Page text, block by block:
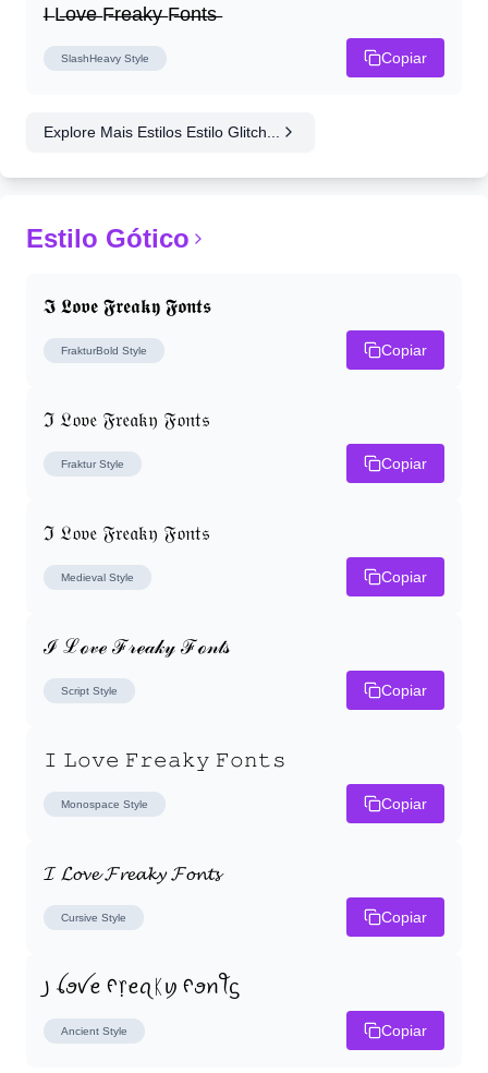
I̶ L̶o̶v̶e̶ F̶r̶e̶a̶k̶y̶ F̶o̶n̶t̶s̶
SlashHeavy Style Copiar
Explore Mais Estilos Estilo Glitch...
Estilo Gótico
𝕴 𝕷𝖔𝖛𝖊 𝕱𝖗𝖊𝖆𝖐𝖞 𝕱𝖔𝖓𝖙𝖘
FrakturBold Style Copiar
ℑ 𝔏𝔬𝔳𝔢 𝔉𝔯𝔢𝔞𝔨𝔶 𝔉𝔬𝔫𝔱𝔰
Fraktur Style Copiar
ℑ 𝔏𝔬𝔳𝔢 𝔉𝔯𝔢𝔞𝔨𝔶 𝔉𝔬𝔫𝔱𝔰
Medieval Style Copiar
ℐ ℒℴ𝓋ℯ ℱ𝓇ℯ𝒶𝓀𝓎 ℱℴ𝓃𝓉𝓈
Script Style Copiar
𝙸 𝙻𝚘𝚟𝚎 𝙵𝚛𝚎𝚊𝚔𝚢 𝙵𝚘𝚗𝚝𝚜
Monospace Style Copiar
𝓘 𝓛𝓸𝓿𝓮 𝓕𝓻𝓮𝓪𝓴𝔂 𝓕𝓸𝓷𝓽𝓼
Cursive Style Copiar
꠸ ꪶꪮꪜꫀ ᠻ᥅ꫀꪖᛕꪗ ᠻꪮꪀꪻᦓ
Ancient Style Copiar